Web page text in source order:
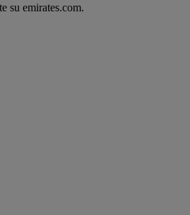
su emirates.com.